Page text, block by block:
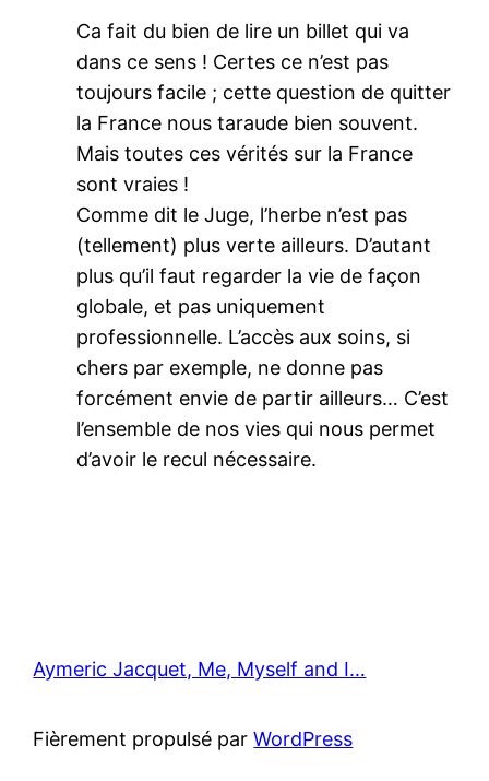
Ca fait du bien de lire un billet qui va
dans ce sens ! Certes ce n’est pas
toujours facile ; cette question de quitter
la France nous taraude bien souvent.
Mais toutes ces vérités sur la France
sont vraies !
Comme dit le Juge, l’herbe n’est pas
(tellement) plus verte ailleurs. D’autant
plus qu’il faut regarder la vie de façon
globale, et pas uniquement
professionnelle. L’accès aux soins, si
chers par exemple, ne donne pas
forcément envie de partir ailleurs… C’est
l’ensemble de nos vies qui nous permet
d’avoir le recul nécessaire.
Aymeric Jacquet, Me, Myself and I…
Fièrement propulsé parWordPress